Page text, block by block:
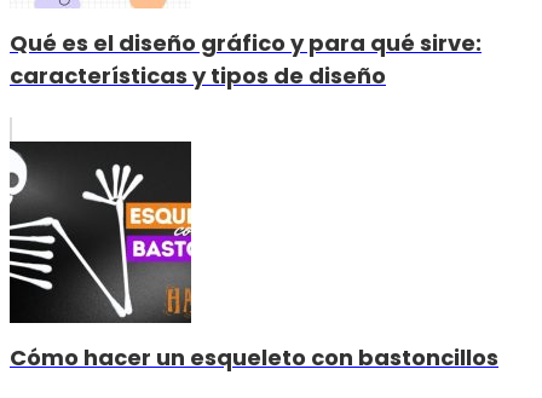
Qué es el diseño gráfico y para qué sirve:
características y tipos de diseño
Cómo hacer un esqueleto con bastoncillos